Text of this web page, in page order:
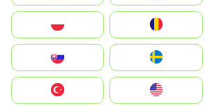
United States